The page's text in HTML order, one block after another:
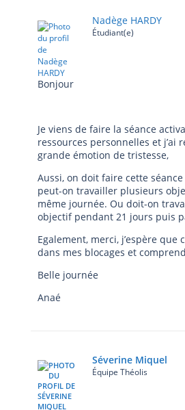
Nadège HARDY
Étudiant(e)
Bonjour
Je viens de faire la séance
ressources personnelles et j’ai
grande émotion de tristesse,
Aussi, on doit faire cette
peut-on travailler plusieurs
même journée. Ou doit-on
objectif pendant 21 jours puis
Egalement, merci, j’espère que
dans mes blocages et
Belle journée
Anaé
Séverine Miquel
Équipe Théolis